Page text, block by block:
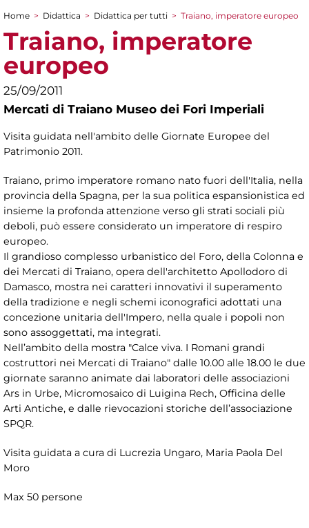
Tu sei qui
Home > Didattica > Didattica per tutti > Traiano, imperatore europeo
Traiano, imperatore
europeo
25/09/2011
Mercati di Traiano Museo dei Fori Imperiali
Visita guidata nell'ambito delle Giornate Europee del
Patrimonio 2011.
Traiano, primo imperatore romano nato fuori dell'Italia, nella
provincia della Spagna, per la sua politica espansionistica ed
insieme la profonda attenzione verso gli strati sociali più
deboli, può essere considerato un imperatore di respiro
europeo.
Il grandioso complesso urbanistico del Foro, della Colonna e
dei Mercati di Traiano, opera dell'architetto Apollodoro di
Damasco, mostra nei caratteri innovativi il superamento
della tradizione e negli schemi iconografici adottati una
concezione unitaria dell'Impero, nella quale i popoli non
sono assoggettati, ma integrati.
Nell’ambito della mostra "Calce viva. I Romani grandi
costruttori nei Mercati di Traiano" dalle 10.00 alle 18.00 le due
giornate saranno animate dai laboratori delle associazioni
Ars in Urbe, Micromosaico di Luigina Rech, Officina delle
Arti Antiche, e dalle rievocazioni storiche dell’associazione
SPQR.
Visita guidata a cura di Lucrezia Ungaro, Maria Paola Del
Moro
Max 50 persone